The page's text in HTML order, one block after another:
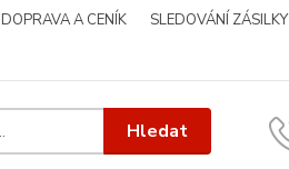
DOPRAVA A CENÍK SLEDOVÁNÍ ZÁSILKY
Hledat